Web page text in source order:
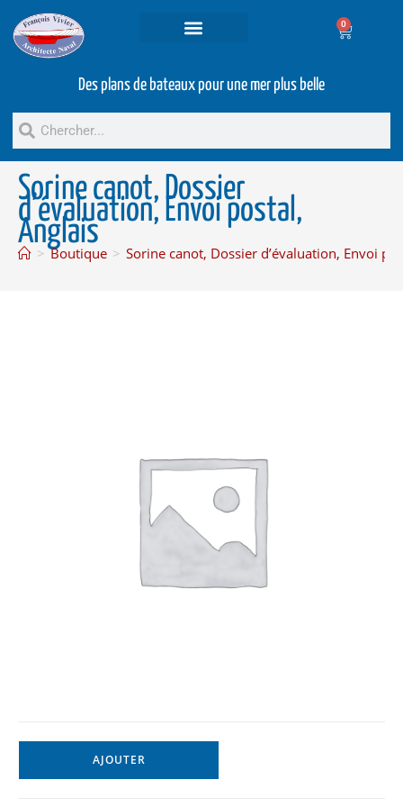
0
Des plans de bateaux pour une mer plus belle
Sorine canot, Dossier
d’évaluation, Envoi postal,
Anglais
> Boutique > Sorine canot, Dossier d’évaluation, Envoi
AJOUTER